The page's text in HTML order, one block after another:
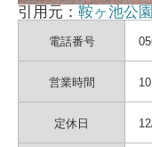
引用元： 鞍ヶ池公
電話番号
営業時間
定休日